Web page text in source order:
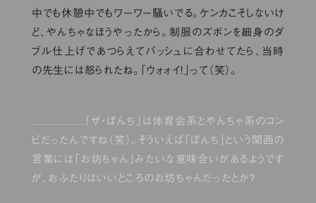
中でも休憩中でもワーワー騒いでる。ケンカこそしないけ
ど、やんちゃなほうやったから。制服のズボンを細身のダ
ブル仕上げであつらえてバッシュに合わせてたら、当時
の先生には怒られたね。「ウォォイ！」って（笑）。
「ザ・ぼんち」は体育会系とやんちゃ系のコン
ビだったんですね（笑）。そういえば「ぼんち」という関西の
言葉には「お坊ちゃん」みたいな意味合いがあるようです
が、おふたりはいいところのお坊ちゃんだったとか？